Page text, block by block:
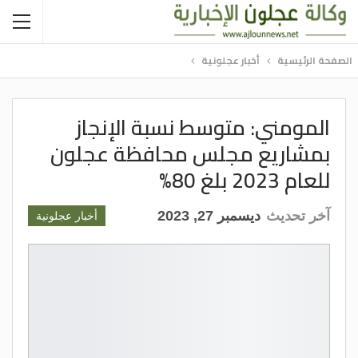
الصفحة الرئيسية أخبار عجلونية
المومني: متوسط نسبة الإنجاز
بمشاريع مجلس محافظة عجلون
للعام 2023 بلغ 80%
أخبار عجلونية آخر تحديث ديسمبر 27, 2023